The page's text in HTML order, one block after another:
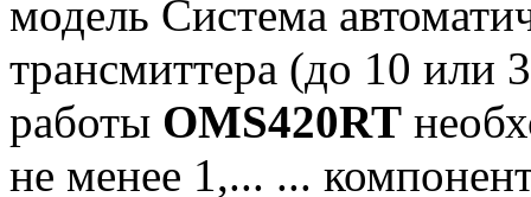
модель Система
трансмиттера (до 10 или
работы OMS420RT
не менее 1,... ...